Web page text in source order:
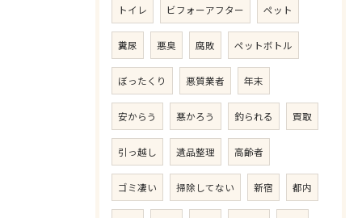
トイレ ビフォーアフター ペット
糞尿 悪臭 腐敗 ペットボトル
ぼったくり 悪質業者 年末
安からう 悪かろう 釣られる 買取
引っ越し 遺品整理 高齢者
ゴミ凄い 掃除してない 新宿 都内